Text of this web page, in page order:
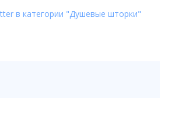
в категории "Душевые шторки"